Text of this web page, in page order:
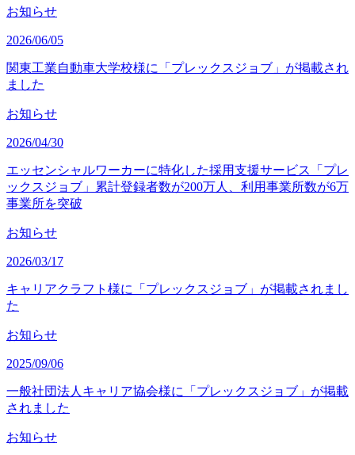
お知らせ
2026/06/05
関東工業自動車大学校様に「プレックスジョブ」が掲載され
ました
お知らせ
2026/04/30
エッセンシャルワーカーに特化した採用支援サービス「プレ
ックスジョブ」累計登録者数が200万人、利用事業所数が6万
事業所を突破
お知らせ
2026/03/17
キャリアクラフト様に「プレックスジョブ」が掲載されまし
た
お知らせ
2025/09/06
一般社団法人キャリア協会様に「プレックスジョブ」が掲載
されました
お知らせ